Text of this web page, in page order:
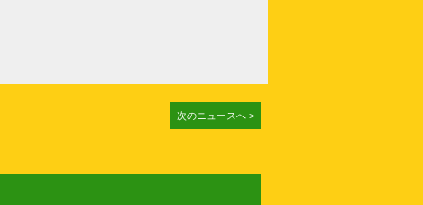
次のニュースへ >